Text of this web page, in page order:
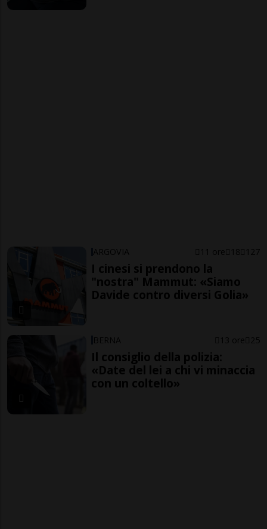
ARGOVIA 11 ore 18 127
I cinesi si prendono la
"nostra" Mammut: «Siamo
Davide contro diversi Golia»
BERNA 13 ore 25
Il consiglio della polizia:
«Date del lei a chi vi minaccia
con un coltello»